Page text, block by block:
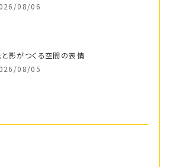
08/06
影がつくる空間の表情
08/05